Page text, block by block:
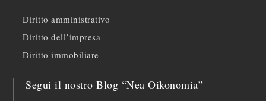
Diritto amministrativo
Diritto dell’impresa
Diritto immobiliare
Segui il nostro Blog “Nea Oikonomia”